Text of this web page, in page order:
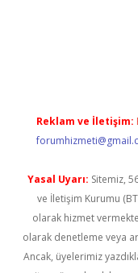
Reklam ve İletişim:
Yasal Uyarı: Sitemiz,
ve İletişim Kurumu
olarak hizmet
olarak denetleme veya
Ancak, üyelerimiz